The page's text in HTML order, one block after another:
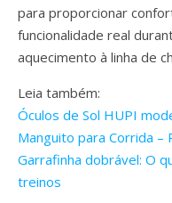
para proporcionar
funcionalidade real
aquecimento à linha de
Leia também:
Óculos de Sol HUPI
Manguito para Corrida –
Garrafinha dobrável: O
treinos